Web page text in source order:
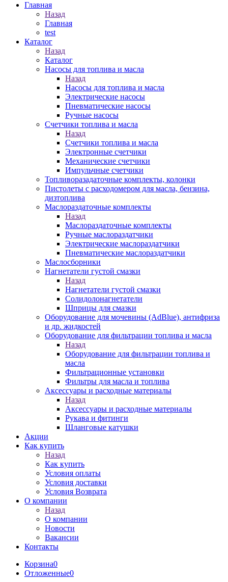
Главная
Назад
Главная
test
Каталог
Назад
Каталог
Насосы для топлива и масла
Назад
Насосы для топлива и масла
Электрические насосы
Пневматические насосы
Ручные насосы
Счетчики топлива и масла
Назад
Счетчики топлива и масла
Электронные счетчики
Механические счетчики
Импульчные счетчики
Топливоразадаточные комплекты, колонки
Пистолеты с расходомером для масла, бензина,
дизтоплива
Маслораздаточные комплекты
Назад
Маслораздаточные комплекты
Ручные маслораздатчики
Электрические маслораздатчики
Пневматические маслораздатчики
Маслосборники
Нагнетатели густой смазки
Назад
Нагнетатели густой смазки
Солидолонагнетатели
Шприцы для смазки
Оборудование для мочевины (AdBlue), антифриза
и др. жидкостей
Оборудование для фильтрации топлива и масла
Назад
Оборудование для фильтрации топлива и
масла
Фильтрационные установки
Фильтры для масла и топлива
Аксессуары и расходные материалы
Назад
Аксессуары и расходные материалы
Рукава и фитинги
Шланговые катушки
Акции
Как купить
Назад
Как купить
Условия оплаты
Условия доставки
Условия Возврата
О компании
Назад
О компании
Новости
Вакансии
Контакты
Корзина0
Отложенные0